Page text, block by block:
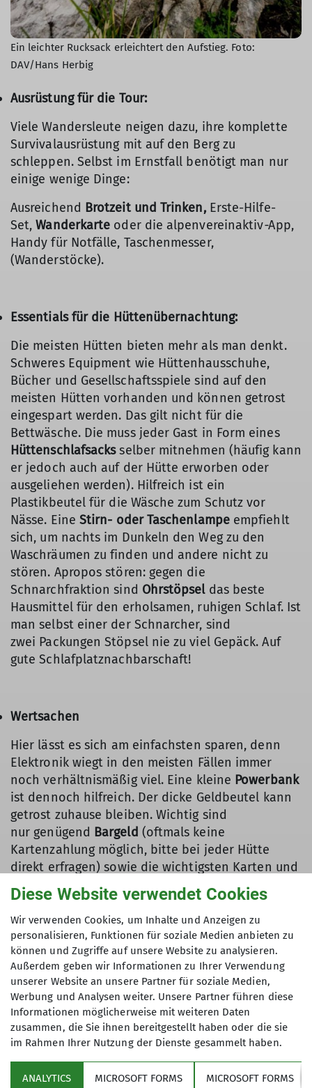
Ein leichter Rucksack erleichtert den Aufstieg. Foto:
DAV/Hans Herbig
Ausrüstung für die Tour:
Viele Wandersleute neigen dazu, ihre komplette
Survivalausrüstung mit auf den Berg zu
schleppen. Selbst im Ernstfall benötigt man nur
einige wenige Dinge:
Ausreichend Brotzeit und Trinken,Erste-Hilfe-
Set,Wanderkarte oder die alpenvereinaktiv-App,
Handy für Notfälle, Taschenmesser,
(Wanderstöcke).
Essentials für die Hüttenübernachtung:
Die meisten Hütten bieten mehr als man denkt.
Schweres Equipment wie Hüttenhausschuhe,
Bücher und Gesellschaftsspiele sind auf den
meisten Hütten vorhanden und können getrost
eingespart werden. Das gilt nicht für die
Bettwäsche. Die muss jeder Gast in Form eines
Hüttenschlafsacksselber mitnehmen (häufig kann
er jedoch auch auf der Hütte erworben oder
ausgeliehen werden). Hilfreich ist ein
Plastikbeutel für die Wäsche zum Schutz vor
Nässe. Eine Stirn- oder Taschenlampe empfiehlt
sich, um nachts im Dunkeln den Weg zu den
Waschräumen zu finden und andere nicht zu
stören. Apropos stören: gegen die
Schnarchfraktion sind Ohrstöpseldas beste
Hausmittel für den erholsamen, ruhigen Schlaf. Ist
man selbst einer der Schnarcher, sind
zwei Packungen Stöpsel nie zu viel Gepäck. Auf
gute Schlafplatznachbarschaft!
Wertsachen
Hier lässt es sich am einfachsten sparen, denn
Elektronik wiegt in den meisten Fällen immer
noch verhältnismäßig viel. Eine kleine Powerbank
ist dennoch hilfreich. Der dicke Geldbeutel kann
getrost zuhause bleiben. Wichtig sind
nur genügend Bargeld (oftmals keine
Kartenzahlung möglich, bitte bei jeder Hütte
direkt erfragen) sowie die wichtigsten Karten und
Ausweise ... unter anderem natürlich der
Mitgliedsausweis des Alpenvereins.Schon vom
Gegenrechtgehört? Dank dieses Abkommens
übernachten AV-Mitglieder auch auf bestimmten
Schutzhütten anderer alpiner Verbände im
Alpenraum vergünstigt.
Diese Website verwendet Cookies
Wir verwenden Cookies, um Inhalte und Anzeigen zu
personalisieren, Funktionen für soziale Medien anbieten zu
können und Zugriffe auf unsere Website zu analysieren.
Außerdem geben wir Informationen zu Ihrer Verwendung
unserer Website an unsere Partner für soziale Medien,
Werbung und Analysen weiter. Unsere Partner führen diese
Informationen möglicherweise mit weiteren Daten
zusammen, die Sie ihnen bereitgestellt haben oder die sie
im Rahmen Ihrer Nutzung der Dienste gesammelt haben.
ANALYTICS MICROSOFT FORMS MICROSOFT FORMS